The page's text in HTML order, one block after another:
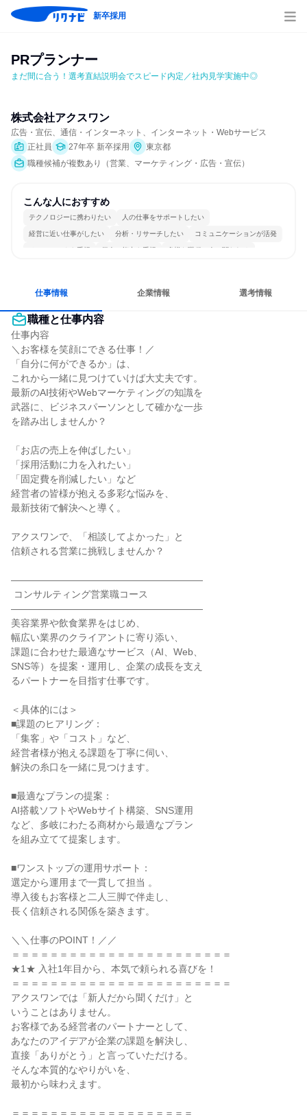
新卒採用
PRプランナー
まだ間に合う！選考直結説明会でスピード内定／社内見学実施中◎
株式会社アクスワン
広告・宣伝、通信・インターネット、インターネット・Webサービス
正社員
27年卒 新卒採用
東京都
職種候補が複数あり（営業、マーケティング・広告・宣伝）
こんな人におすすめ
テクノロジーに携わりたい 人の仕事をサポートしたい
経営に近い仕事がしたい 分析・リサーチしたい コミュニケーションが活発
チームワークを重視 個人の能力を重視 多様な職種の人と関われる
仕事情報 企業情報 選考情報
職種と仕事内容
仕事内容
＼お客様を笑顔にできる仕事！／
「自分に何ができるか」は、
これから一緒に見つけていけば大丈夫です。
最新のAI技術やWebマーケティングの知識を
武器に、ビジネスパーソンとして確かな一歩
を踏み出しませんか？
「お店の売上を伸ばしたい」
「採用活動に力を入れたい」
「固定費を削減したい」など
経営者の皆様が抱える多彩な悩みを、
最新技術で解決へと導く。
アクスワンで、「相談してよかった」と
信頼される営業に挑戦しませんか？
――――――――――――――――――――
――――――――――――――――――――
美容業界や飲食業界をはじめ、
幅広い業界のクライアントに寄り添い、
課題に合わせた最適なサービス（AI、Web、
SNS等）を提案・運用し、企業の成長を支え
るパートナーを目指す仕事です。
＜具体的には＞
■課題のヒアリング：
「集客」や「コスト」など、
経営者様が抱える課題を丁寧に伺い、
解決の糸口を一緒に見つけます。
■最適なプランの提案：
AI搭載ソフトやWebサイト構築、SNS運用
など、多岐にわたる商材から最適なプラン
を組み立てて提案します。
■ワンストップの運用サポート：
選定から運用まで一貫して担当 。
導入後もお客様と二人三脚で伴走し、
長く信頼される関係を築きます。
＼＼仕事のPOINT！／／
＝＝＝＝＝＝＝＝＝＝＝＝＝＝＝＝＝＝＝＝＝＝＝
★1★ 入社1年目から、本気で頼られる喜びを！
＝＝＝＝＝＝＝＝＝＝＝＝＝＝＝＝＝＝＝＝＝＝＝
アクスワンでは「新人だから聞くだけ」と
いうことはありません。
お客様である経営者のパートナーとして、
あなたのアイデアが企業の課題を解決し、
直接「ありがとう」と言っていただける。
そんな本質的なやりがいを、
最初から味わえます。
＝＝＝＝＝＝＝＝＝＝＝＝＝＝＝＝＝＝＝